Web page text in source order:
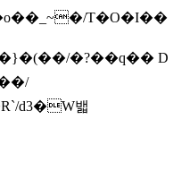
T�O�I��
�?��q�� D